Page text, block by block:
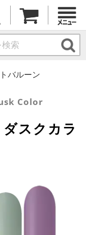
バルーン
Color
スクカラ